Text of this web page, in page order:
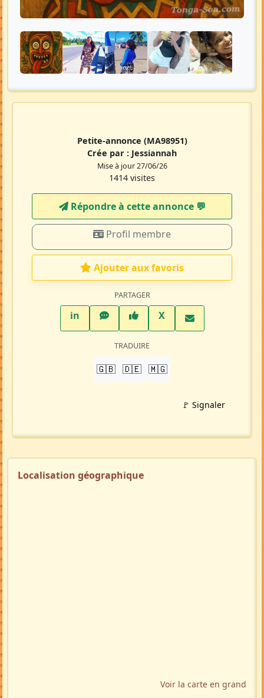
Petite-annonce (MA98951)
Crée par : Jessiannah
Mise à jour 27/06/26
1414 visites
Répondre à cette annonce 💬​
Profil membre
Ajouter aux favoris
PARTAGER
inLinkedInWhatsAppFacebook
XTwitter X
TRADUIRE
🇬🇧 🇩🇪 🇲🇬
🚩 Signaler
Localisation géographique
Voir la carte en grand